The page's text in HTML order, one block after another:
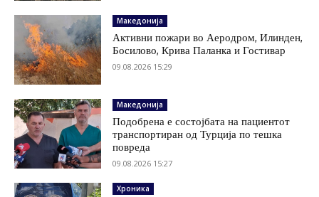
Македонија
Активни пожари во Аеродром, Илинден,
Босилово, Крива Паланка и Гостивар
09.08.2026 15:29
Македонија
Подобрена е состојбата на пациентот
транспортиран од Турција по тешка
повреда
09.08.2026 15:27
Хроника